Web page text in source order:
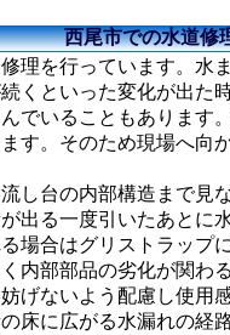
西尾市での水道修
理を行っています。
くといった変化が出
でいることもありま
す。そのため現場へ
し台の内部構造まで
出る一度引いたあと
場合はグリストラッ
内部部品の劣化が関
げないよう配慮し使用
床に広がる水漏れの